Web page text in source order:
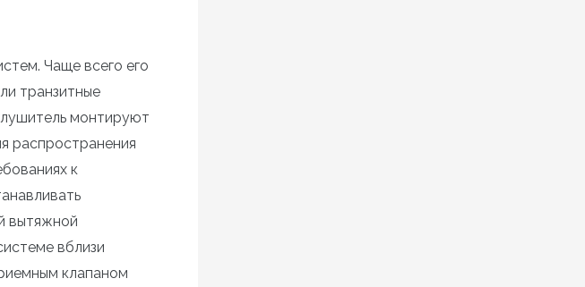
Чаще всего его
транзитные
монтируют
распространения
к
вытяжной
вблизи
клапаном